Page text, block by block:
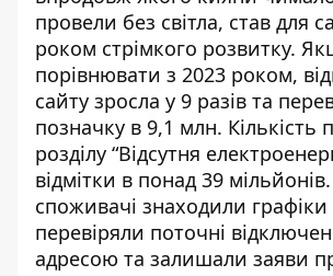
провели без світла, став для
роком стрімкого розвитку.
порівнювати з 2023 роком,
сайту зросла у 9 разів та
позначку в 9,1 млн. Кількість
розділу “Відсутня
відмітки в понад 39
споживачі знаходили
перевіряли поточні
адресою та залишали заяви